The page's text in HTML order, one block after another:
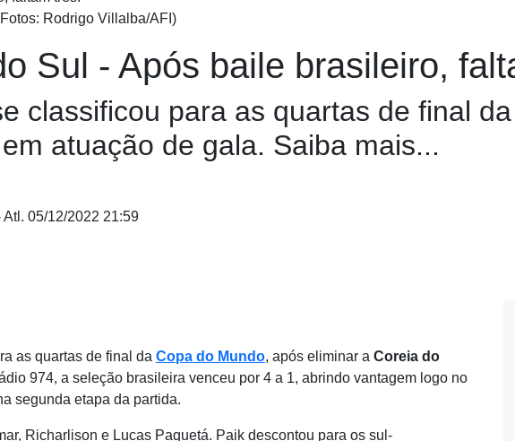
Rodrigo Villalba/AFI)
Sul - Após baile brasileiro,
classificou para as quartas de final
atuação de gala. Saiba mais...
Atl. 05/12/2022 21:59
as quartas de final da Copa do Mundo, após eliminar a Coreia do
974, a seleção brasileira venceu por 4 a 1, abrindo vantagem logo no
segunda etapa da partida.
Richarlison e Lucas Paquetá. Paik descontou para os sul-